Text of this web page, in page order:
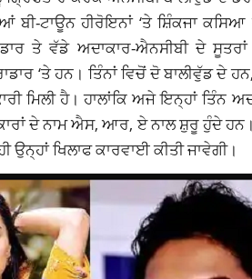
ਬੀ-ਟਾਊਨ ਹੀਰੋਇਨਾਂ ‘ਤੇ ਸ਼ਿੰਕਜਾ
ਤੇ ਵੱਡੇ ਅਦਾਕਾਰ-ਐਨਸੀਬੀ ਦੇ
‘ਤੇ ਹਨ। ਤਿੰਨਾਂ ਵਿਚੋਂ ਦੋ ਬਾਲੀਵੁੱਡ ਦੇ
ਮਿਲੀ ਹੈ। ਹਾਲਾਂਕਿ ਅਜੇ ਇਨ੍ਹਾਂ ਤਿੰਨ
ਦੇ ਨਾਮ ਐਸ, ਆਰ, ਏ ਨਾਲ ਸ਼ੁਰੂ ਹੁੰਦੇ ਹਨ।
ਖਿਲਾਫ ਕਾਰਵਾਈ ਕੀਤੀ ਜਾਵੇਗੀ।